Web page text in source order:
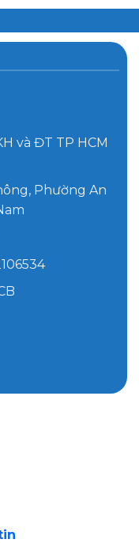
và ĐT TP HCM
Phường An